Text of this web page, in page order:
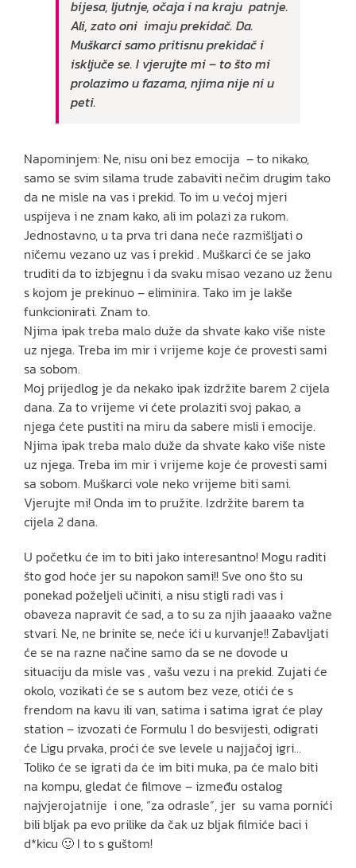
bijesa, ljutnje, očaja i na kraju patnje.
Ali, zato oni imaju prekidač. Da.
Muškarci samo pritisnu prekidač i
isključe se. I vjerujte mi – to što mi
prolazimo u fazama, njima nije ni u
peti.
Napominjem: Ne, nisu oni bez emocija – to nikako,
samo se svim silama trude zabaviti nečim drugim tako
da ne misle na vas i prekid. To im u većoj mjeri
uspijeva i ne znam kako, ali im polazi za rukom.
Jednostavno, u ta prva tri dana neće razmišljati o
ničemu vezano uz vas i prekid . Muškarci će se jako
truditi da to izbjegnu i da svaku misao vezano uz ženu
s kojom je prekinuo – eliminira. Tako im je lakše
funkcionirati. Znam to.
Njima ipak treba malo duže da shvate kako više niste
uz njega. Treba im mir i vrijeme koje će provesti sami
sa sobom.
Moj prijedlog je da nekako ipak izdržite barem 2 cijela
dana. Za to vrijeme vi ćete prolaziti svoj pakao, a
njega ćete pustiti na miru da sabere misli i emocije.
Njima ipak treba malo duže da shvate kako više niste
uz njega. Treba im mir i vrijeme koje će provesti sami
sa sobom. Muškarci vole neko vrijeme biti sami.
Vjerujte mi! Onda im to pružite. Izdržite barem ta
cijela 2 dana.
U početku će im to biti jako interesantno! Mogu raditi
što god hoće jer su napokon sami!! Sve ono što su
ponekad poželjeli učiniti, a nisu stigli radi vas i
obaveza napravit će sad, a to su za njih jaaaako važne
stvari. Ne, ne brinite se, neće ići u kurvanje!! Zabavljati
će se na razne načine samo da se ne dovode u
situaciju da misle vas , vašu vezu i na prekid. Zujati će
okolo, vozikati će se s autom bez veze, otići će s
frendom na kavu ili van, satima i satima igrat će play
station – izvozati će Formulu 1 do besvijesti, odigrati
će Ligu prvaka, proći će sve levele u najjačoj igri…
Toliko će se igrati da će im biti muka, pa će malo biti
na kompu, gledat će filmove – između ostalog
najvjerojatnije i one, “za odrasle”, jer su vama pornići
bili bljak pa evo prilike da čak uz bljak filmiće baci i
d*kicu 🙂 I to s guštom!